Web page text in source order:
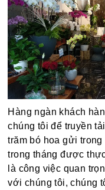
Hàng ngàn khách
chúng tôi để truyền
trăm bó hoa gửi
trong tháng được
là công việc quan
với chúng tôi, chúng